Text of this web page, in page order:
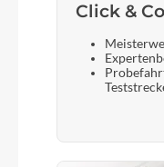
Click &